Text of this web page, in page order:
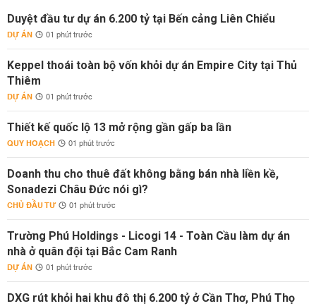
Duyệt đầu tư dự án 6.200 tỷ tại Bến cảng Liên Chiểu
DỰ ÁN 01 phút trước
Keppel thoái toàn bộ vốn khỏi dự án Empire City tại Thủ
Thiêm
DỰ ÁN 01 phút trước
Thiết kế quốc lộ 13 mở rộng gần gấp ba lần
QUY HOẠCH 01 phút trước
Doanh thu cho thuê đất không bằng bán nhà liền kề,
Sonadezi Châu Đức nói gì?
CHỦ ĐẦU TƯ 01 phút trước
Trường Phú Holdings - Licogi 14 - Toàn Cầu làm dự án
nhà ở quân đội tại Bắc Cam Ranh
DỰ ÁN 01 phút trước
DXG rút khỏi hai khu đô thị 6.200 tỷ ở Cần Thơ, Phú Thọ